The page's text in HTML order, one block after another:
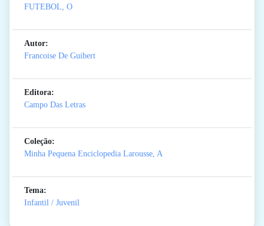
FUTEBOL, O
Autor:
Francoise De Guibert
Editora:
Campo Das Letras
Coleção:
Minha Pequena Enciclopedia Larousse, A
Tema:
Infantil / Juvenil